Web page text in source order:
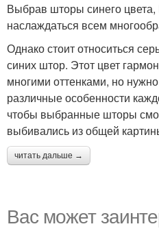
Выбрав шторы синего
наслаждаться всем
Однако стоит относиться
синих штор. Этот цвет
многими оттенками, но
различные особенности
чтобы выбранные шторы
выбивались из общей
читать дальше →
Вас может